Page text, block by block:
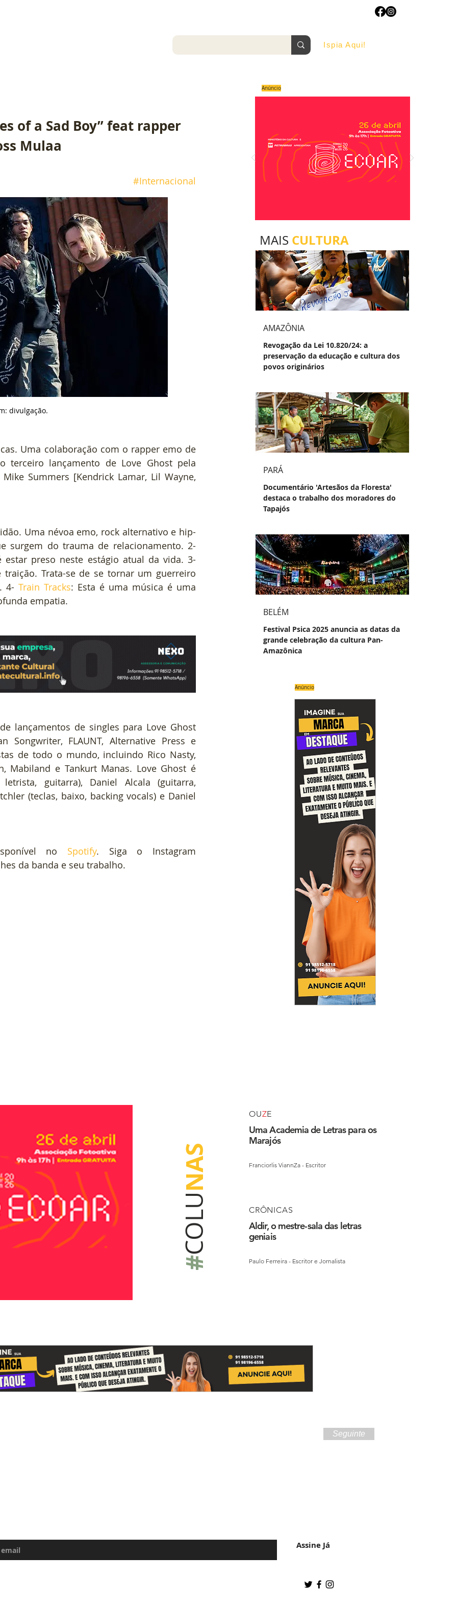
Ispia Aqui!
of a Sad Boy” feat rapper
Mulaa
#Internacional
divulgação.
Uma colaboração com o rapper emo de
terceiro lançamento de Love Ghost pela
Summers [Kendrick Lamar, Lil Wayne,
Uma névoa emo, rock alternativo e hip-
Trata-se de se tornar um guerreiro
4- Train Tracks: Esta é uma música é uma
empatia.
lançamentos de singles para Love Ghost
Songwriter, FLAUNT, Alternative Press e
de todo o mundo, incluindo Rico Nasty,
Mabiland e Tankurt Manas. Love Ghost é
guitarra), Daniel Alcala (guitarra,
(teclas, baixo, backing vocals) e Daniel
no Spotify. Siga o Instagram
da banda e seu trabalho.
Anúncio
MAIS CULTURA
AMAZÔNIA
Revogação da Lei 10.820/24: a
preservação da educação e cultura dos
povos originários
PARÁ
Documentário 'Artesãos da Floresta'
destaca o trabalho dos moradores do
Tapajós
BELÉM
Festival Psica 2025 anuncia as datas da
grande celebração da cultura Pan-
Amazônica
Anúncio
#
COLU
NAS
OUZE
Uma Academia de Letras para os
Marajós
Franciorlis ViannZa - Escritor
CRÔNICAS
Aldir, o mestre-sala das letras
geniais
Paulo Ferreira - Escritor e Jornalista
Seguinte
Assine Já